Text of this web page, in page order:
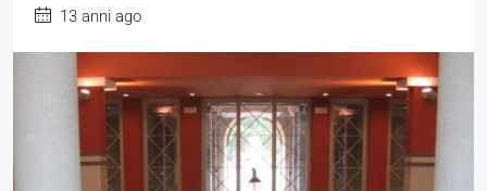
13 anni ago